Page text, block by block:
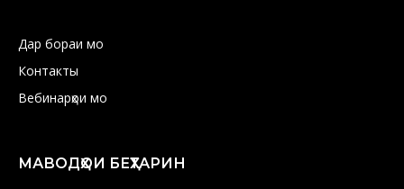
Дар бораи мо
Контакты
Вебинарҳои мо
МАВОДҲОИ БЕҲТАРИН